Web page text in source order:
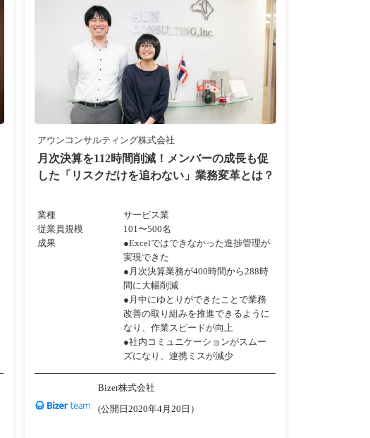
アウンコンサルティング株式会社
月次決算を112時間削減！メンバーの成長も促
した「リスクだけを追わない」業務変革とは？
業種
サービス業
従業員規模
101〜500名
成果
●Excelではできなかった進捗管理が
実現できた
●月次決算業務が400時間から288時
間に大幅削減
●月中にゆとりができたことで業務
改善の取り組みを推進できるように
なり、作業スピードが向上
●社内コミュニケーションがスムー
ズになり、連携ミスが減少
Bizer株式会社
(公開日2020年4月20日）